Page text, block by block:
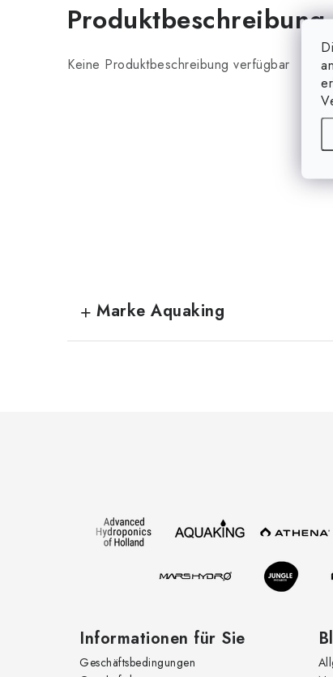
Produktbeschreibung
Keine Produktbeschreibung verfügbar
Marke Aquaking
Informationen für Sie
Geschäftsbedingungen